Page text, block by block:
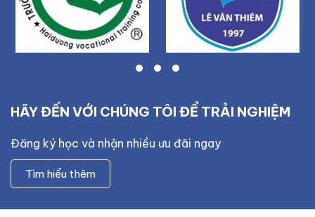
HÃY ĐẾN VỚI CHÚNG TÔI ĐỂ TRẢI NGHIỆM
Đăng ký học và nhận nhiều ưu đãi ngay
Tìm hiểu thêm